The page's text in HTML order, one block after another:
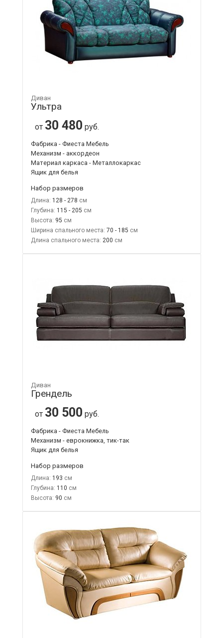
Диван
Ультра
от 30 480 руб.
Фабрика - Фиеста Мебель
Механизм - аккордеон
Материал каркаса - Металлокаркас
Ящик для белья
Набор размеров
Длина: 128 - 278
Глубина: 115 - 205
Высота: 95
Ширина спального места: 70 - 185
Длина спального места: 200
Диван
Грендель
от 30 500 руб.
Фабрика - Фиеста Мебель
Механизм - еврокнижка, тик-так
Ящик для белья
Набор размеров
Длина: 193
Глубина: 110
Высота: 90